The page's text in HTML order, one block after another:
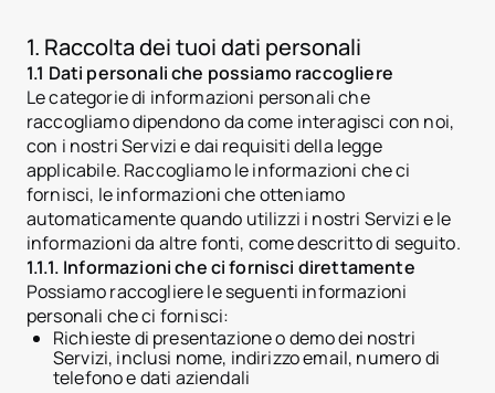
1. Raccolta dei tuoi dati personali
1.1 Dati personali che possiamo raccogliere
Le categorie di informazioni personali che
raccogliamo dipendono da come interagisci con noi,
con i nostri Servizi e dai requisiti della legge
applicabile. Raccogliamo le informazioni che ci
fornisci, le informazioni che otteniamo
automaticamente quando utilizzi i nostri Servizi e le
informazioni da altre fonti, come descritto di seguito.
1.1.1. Informazioni che ci fornisci direttamente
Possiamo raccogliere le seguenti informazioni
personali che ci fornisci:
Richieste di presentazione o demo dei nostri
Servizi, inclusi nome, indirizzo email, numero di
telefono e dati aziendali